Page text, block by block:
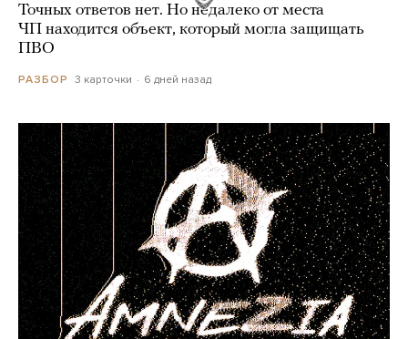
Точных ответов нет. Но недалеко от места
ЧП находится объект, который могла защищать
ПВО
РАЗБОР 3 карточки 6 дней назад